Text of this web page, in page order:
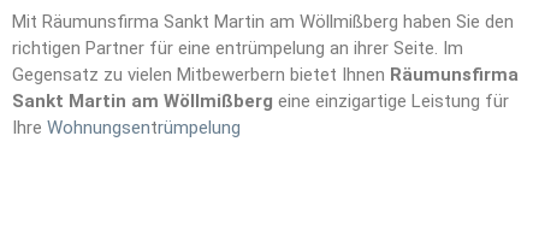
Mit Räumunsfirma Sankt Martin am Wöllmißberg haben Sie den
richtigen Partner für eine entrümpelung an ihrer Seite. Im
Gegensatz zu vielen Mitbewerbern bietet Ihnen Räumunsfirma
Sankt Martin am Wöllmißberg eine einzigartige Leistung für
Ihre Wohnungsentrümpelung